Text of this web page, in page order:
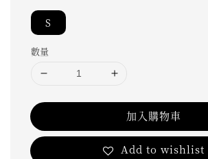
S
數量
加入購物車
Add to wishlist